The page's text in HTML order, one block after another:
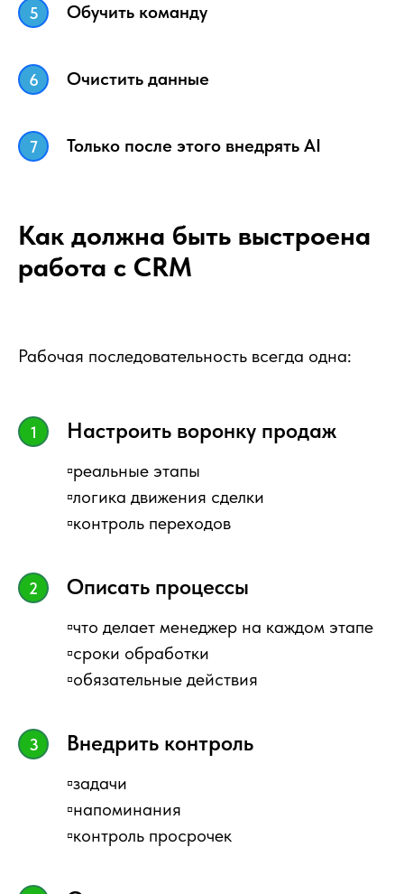
Обучить команду
Очистить данные
Только после этого внедрять AI
Как должна быть выстроена
работа с CRM
Рабочая последовательность всегда одна:
Настроить воронку продаж
▫️реальные этапы
▫️логика движения сделки
▫️контроль переходов
Описать процессы
▫️что делает менеджер на каждом этапе
▫️сроки обработки
▫️обязательные действия
Внедрить контроль
▫️задачи
▫️напоминания
▫️контроль просрочек